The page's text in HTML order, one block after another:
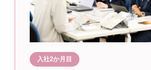
入社2か月目